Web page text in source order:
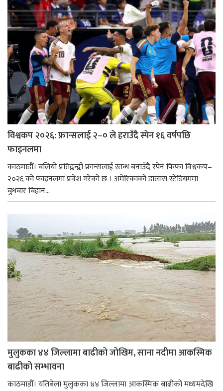
विश्वकप २०२६: फ्रान्सलाई २–० ले हराउँदै स्पेन १६ वर्षपछि
फाइनलमा
काठमाडौँ। बलियो प्रतिद्वन्द्वी फ्रान्सलाई स्तब्ध बनाउँदै स्पेन फिफा विश्वकप–
२०२६ को फाइनलमा प्रवेश गरेको छ । अमेरिकाको डालास स्टेडियममा
बुधबार बिहान...
मुलुकका ४४ जिल्लामा बाढीको जोखिम, साना नदीमा आकस्मिक
बाढीको सम्भावना
काठमाडौँ। यतिबेला मुलुकका ४४ जिल्लामा आकस्मिक बाढीको मध्यमदेखि